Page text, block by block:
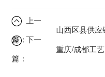
上一
篇：下一
篇：